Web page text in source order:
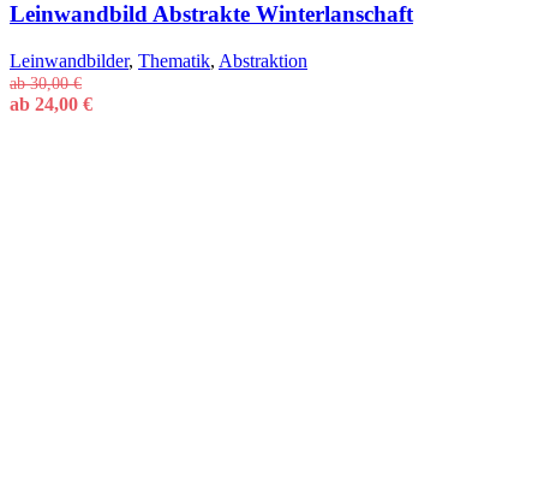
Leinwandbild Abstrakte Winterlanschaft
Leinwandbilder, Thematik, Abstraktion
ab30,00€
ab 24,00 €